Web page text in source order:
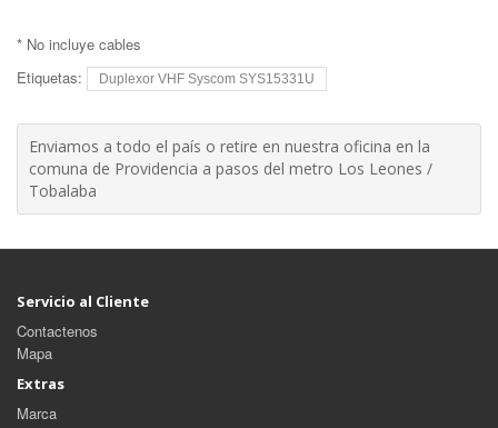
* No incluye cables
Etiquetas:
Duplexor VHF Syscom SYS15331U
Enviamos a todo el país o retire en nuestra oficina en la
comuna de Providencia a pasos del metro Los Leones /
Tobalaba
Servicio al Cliente
Contactenos
Mapa
Extras
Marca